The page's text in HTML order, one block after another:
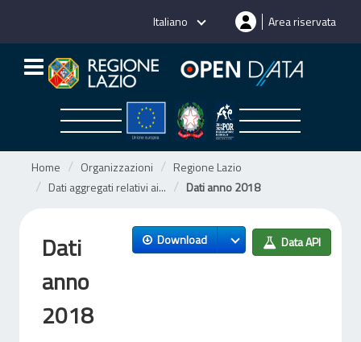
Italiano Area riservata
Home Organizzazioni
Regione Lazio
Dati aggregati relativi ai...
Dati anno 2018
Download Data API
Dati
anno
2018